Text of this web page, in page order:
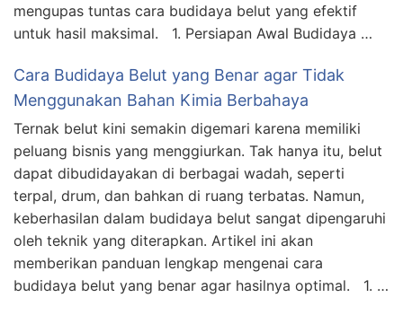
mengupas tuntas cara budidaya belut yang efektif
untuk hasil maksimal. 1. Persiapan Awal Budidaya …
Cara Budidaya Belut yang Benar agar Tidak
Menggunakan Bahan Kimia Berbahaya
Ternak belut kini semakin digemari karena memiliki
peluang bisnis yang menggiurkan. Tak hanya itu, belut
dapat dibudidayakan di berbagai wadah, seperti
terpal, drum, dan bahkan di ruang terbatas. Namun,
keberhasilan dalam budidaya belut sangat dipengaruhi
oleh teknik yang diterapkan. Artikel ini akan
memberikan panduan lengkap mengenai cara
budidaya belut yang benar agar hasilnya optimal. 1. …